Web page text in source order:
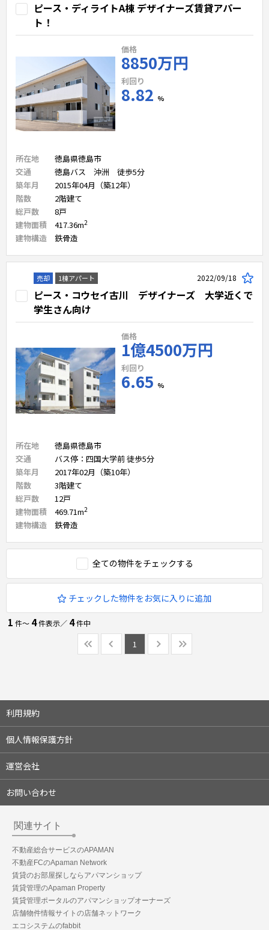
ピース・ディライトA棟 デザイナーズ賃貸アパー
ト！
価格
8850万円
利回り
8.82 %
所在地
徳島県徳島市
交通
徳島バス 沖洲 徒歩5分
築年月
2015年04月（築12年）
階数
2階建て
総戸数
8戸
建物面積
417.36m2
建物構造 鉄骨造
売却 1棟アパート
ピース・コウセイ古川 デザイナーズ 大学近くで
学生さん向け
2022/09/18
価格
1億4500万円
利回り
6.65 %
所在地
徳島県徳島市
交通
バス停：四国大学前 徒歩5分
築年月
2017年02月（築10年）
階数
3階建て
総戸数
12戸
建物面積
469.71m2
建物構造 鉄骨造
全ての物件をチェックする
チェックした物件をお気に入りに追加
1 件〜 4件表示／ 4件中
1
利用規約
個人情報保護方針
運営会社
お問い合わせ
関連サイト
不動産総合サービスのAPAMAN
不動産FCのApaman Network
賃貸のお部屋探しならアパマンショップ
賃貸管理のApaman Property
賃貸管理ポータルのアパマンショップオーナーズ
店舗物件情報サイトの店舗ネットワーク
エコシステムのfabbit